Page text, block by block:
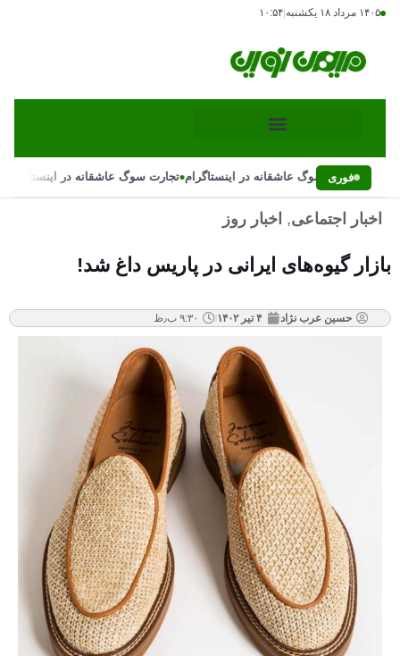
۱۴۰۵ مرداد ۱۸ یکشنبه ۱۰:۵۴
فوری
تجارت سوگ عاشقانه در اینستاگرام•تجارت سوگ عاشقانه در اینستاگرام
اخبار اجتماعی, اخبار روز
بازار گیوه‌های ایرانی در پاریس داغ شد!
حسین عرب نژاد ۴ تیر ۱۴۰۲ ۹:۳۰ ب٫ظ